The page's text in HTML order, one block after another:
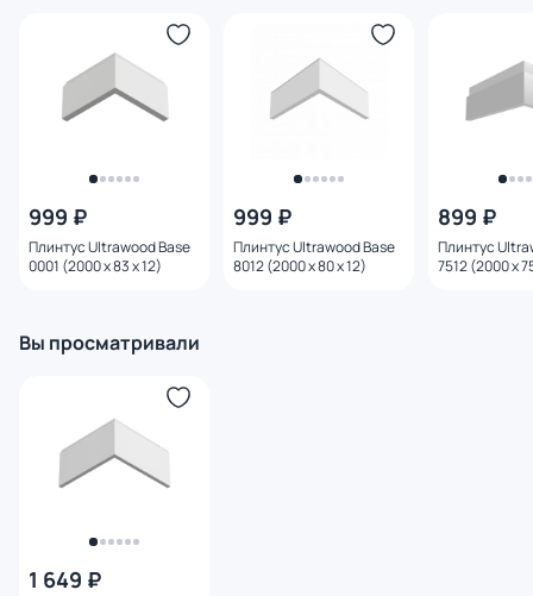
999 ₽
Плинтус Ultrawood Base
0001 (2000 x 83 x 12)
999 ₽
Плинтус Ultrawood Base
8012 (2000 x 80 x 12)
899 ₽
Плинтус
7512 (2000 х
Вы просматривали
1 649 ₽